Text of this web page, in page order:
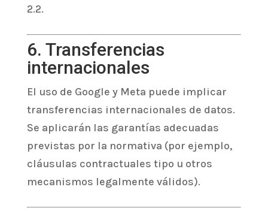
2.2.
6. Transferencias
internacionales
El uso de Google y Meta puede implicar
transferencias internacionales de datos.
Se aplicarán las garantías adecuadas
previstas por la normativa (por ejemplo,
cláusulas contractuales tipo u otros
mecanismos legalmente válidos).